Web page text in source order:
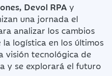
Devol RPA y
una jornada el
analizar los cambios
logística en los últimos
visión tecnológica de
y se explorará el futuro